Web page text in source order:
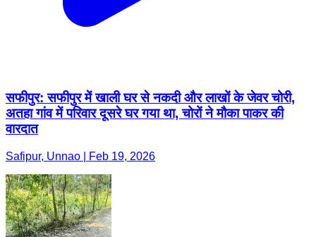
सफीपुर: सफीपुर में खाली घर से नकदी और लाखों के जेवर चोरी,
अतहा गांव में परिवार दूसरे घर गया था, चोरों ने मौका पाकर की
वारदात
Safipur, Unnao | Feb 19, 2026